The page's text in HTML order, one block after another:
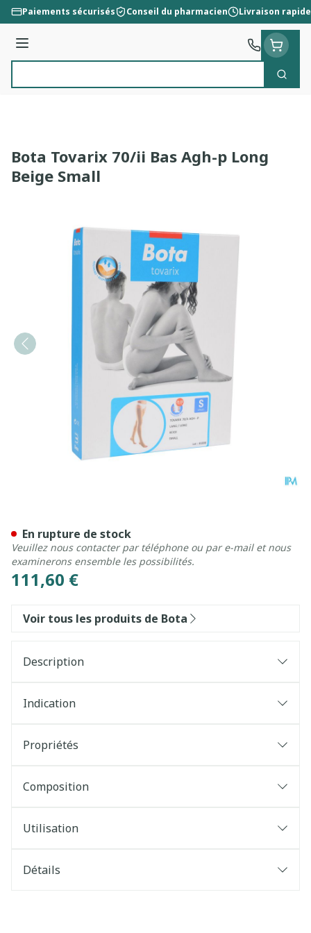
Aller au contenu
Paiements sécurisés Conseil du pharmacien Livraison rapide
Menu
Bota Tovarix 70/ii Bas Agh-p Long
Beige Small
111,60 €
En rupture de stock
Veuillez nous contacter par téléphone ou par e-mail et nous
examinerons ensemble les possibilités.
Voir tous les produits de Bota
Description
Indication
Propriétés
Composition
Utilisation
Détails